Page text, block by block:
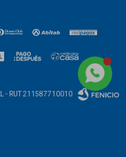
- RUT 211587710010